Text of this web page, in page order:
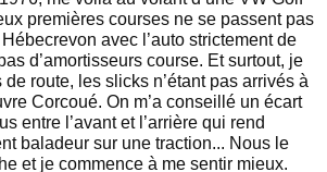
premières courses ne se passent pas
avec l’auto strictement de
d’amortisseurs course. Et surtout, je
route, les slicks n’étant pas arrivés à
Corcoué. On m’a conseillé un écart
entre l’avant et l’arrière qui rend
baladeur sur une traction... Nous le
et je commence à me sentir mieux.